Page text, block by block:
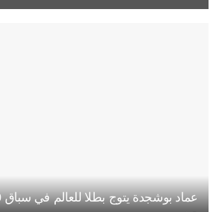
عماد بوشجدة يتوج بطلا للعالم في سباق 800 متر